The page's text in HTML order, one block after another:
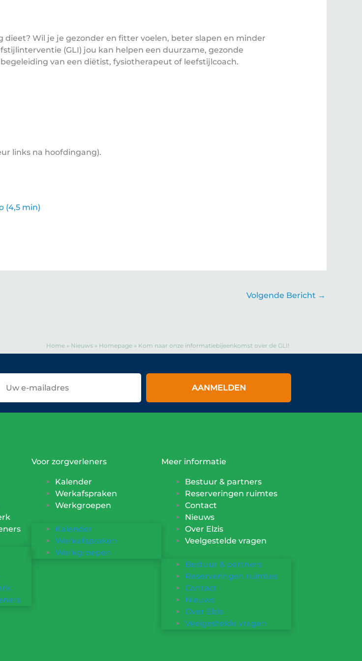
Wil je je gezonder en fitter voelen, beter slapen en minder
(GLI) jou kan helpen een duurzame, gezonde
van een diëtist, fysiotherapeut of leefstijlcoach.
links na hoofdingang).
(4,5 min)
Volgende Bericht →
Home » Nieuws » Homepage » Kom naar onze informatiebijeenkomst over de GLI!
mailadres
AANMELDEN
Voor zorgverleners
Kalender
Werkafspraken
Werkgroepen
Kalender
Werkafspraken
Werkgroepen
Meer informatie
Bestuur & partners
Reserveringen ruimtes
Contact
Nieuws
Over Elzis
Veelgestelde vragen
Bestuur & partners
Reserveringen ruimtes
Contact
Nieuws
Over Elzis
Veelgestelde vragen